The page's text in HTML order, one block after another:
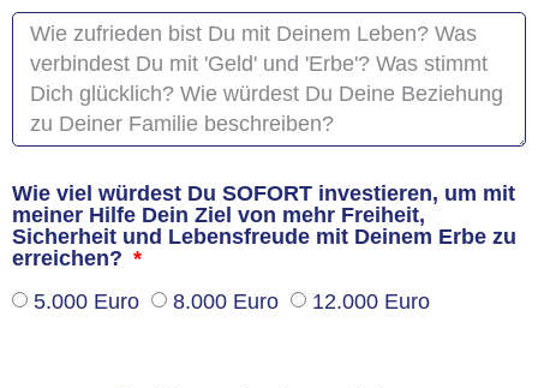
Wie viel würdest Du SOFORT investieren, um mit
meiner Hilfe Dein Ziel von mehr Freiheit,
Sicherheit und Lebensfreude mit Deinem Erbe zu
erreichen?
5.000 Euro
8.000 Euro 12.000 Euro